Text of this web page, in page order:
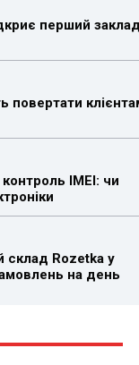
перший
повертати
IMEI: чи
склад Rozetka у
на день